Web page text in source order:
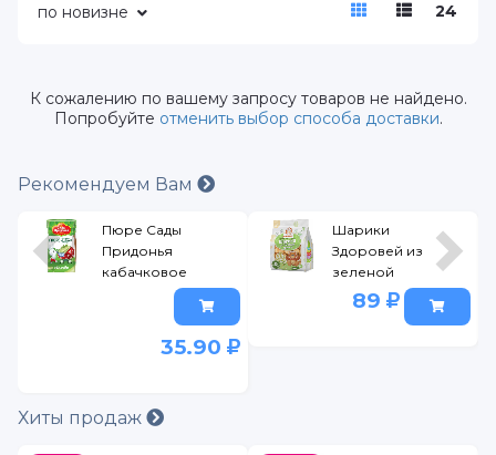
по новизне 24
К сожалению по вашему запросу товаров не найдено.
Попробуйте отменить выбор способа доставки.
Рекомендуем Вам
Пюре Сады
Придонья
кабачковое
35.90
Шарики
Здоровей из
зеленой
гречки без
сахара 30 г
89
Хиты продаж